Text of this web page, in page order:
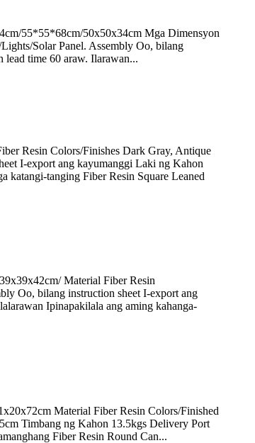
55*55*68cm/50x50x34cm Mga Dimensyon
Solar Panel. Assembly Oo, bilang
time 60 araw. Ilarawan...
Resin Colors/Finishes Dark Gray, Antique
I-export ang kayumanggi Laki ng Kahon
tanging Fiber Resin Square Leaned
Material Fiber Resin
Oo, bilang instruction sheet I-export ang
Ipinapakilala ang aming kahanga-
Material Fiber Resin Colors/Finished
Timbang ng Kahon 13.5kgs Delivery Port
Fiber Resin Round Can...